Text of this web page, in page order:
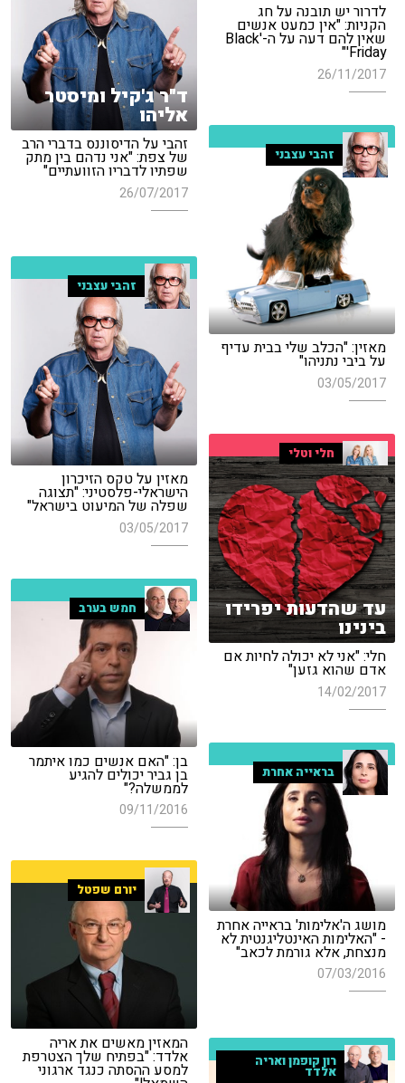
לדרור יש תובנה על חג
הקניות: "אין כמעט אנשים
שאין להם דעה על ה-'Black
Friday'"
26/11/2017
ד"ר ג'קיל ומיסטר
אליהו
זהבי על הדיסוננס בדברי הרב
של צפת: "אני נדהם בין מתק
שפתיו לדבריו הזוועתיים"
26/07/2017
זהבי עצבני
מאזין: "הכלב שלי בבית עדיף
על ביבי נתניהו"
03/05/2017
זהבי עצבני
מאזין על טקס הזיכרון
הישראלי-פלסטיני: "תצוגה
שפלה של המיעוט בישראל"
03/05/2017
חלי וטלי
עד שהדעות יפרידו
בינינו
חלי: "אני לא יכולה לחיות אם
אדם שהוא גזען"
14/02/2017
חמש בערב
בן: "האם אנשים כמו איתמר
בן גביר יכולים להגיע
לממשלה?"
09/11/2016
בראייה אחרת
מושג ה'אלימות' בראייה אחרת
- "האלימות האינטליגנטית לא
מנצחת, אלא גורמת לכאב"
07/03/2016
יורם שפטל
המאזין מאשים את אריה
אלדד: "בפתיח שלך הצטרפת
למסע ההסתה כנגד ארגוני רון קופמן ואריה
אלדד